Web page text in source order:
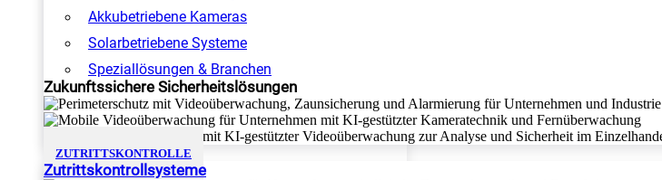
Akkubetriebene Kameras
Solarbetriebene Systeme
Speziallösungen & Branchen
Zukunftssichere Sicherheitslösungen
ZUTRITTSKONTROLLE
Zutrittskontrollsysteme